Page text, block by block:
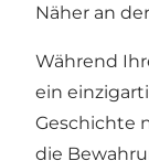
Näher an
Während
ein
Geschichte
die